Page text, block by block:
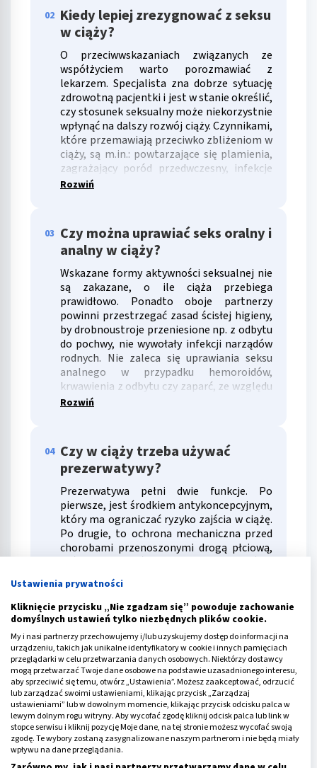
02 Kiedy lepiej zrezygnować z seksu
w ciąży?
O przeciwwskazaniach związanych ze
współżyciem warto porozmawiać z
lekarzem. Specjalista zna dobrze sytuację
zdrowotną pacjentki i jest w stanie określić,
czy stosunek seksualny może niekorzystnie
wpłynąć na dalszy rozwój ciąży. Czynnikami,
które przemawiają przeciwko zbliżeniom w
ciąży, są m.in.: powtarzające się plamienia,
zagrażający poród przedwczesny, infekcje
dróg rodnych, łożysko przodujące, ciąża
Rozwiń
03 Czy można uprawiać seks oralny i
analny w ciąży?
Wskazane formy aktywności seksualnej nie
są zakazane, o ile ciąża przebiega
prawidłowo. Ponadto oboje partnerzy
powinni przestrzegać zasad ścisłej higieny,
by drobnoustroje przeniesione np. z odbytu
do pochwy, nie wywołały infekcji narządów
rodnych. Nie zaleca się uprawiania seksu
analnego w przypadku hemoroidów,
krwawienia z odbytu czy zaparć, ze względu
na ryzyko podrażnienia czy przerwania
Rozwiń
04 Czy w ciąży trzeba używać
prezerwatywy?
Prezerwatywa pełni dwie funkcje. Po
pierwsze, jest środkiem antykoncepcyjnym,
który ma ograniczać ryzyko zajścia w ciążę.
Po drugie, to ochrona mechaniczna przed
chorobami przenoszonymi drogą płciową,
które mogą w różnym stopniu wpłynąć na
stan płodu czy wywołanie przedwczesnego
porodu. Aby ograniczyć ryzyko
przenoszenia zakażeń płciowych, warto
stosować prezerwatywy.
Rozwiń
05 Jakich pozycji unikać w ciąży?
Nie wszystkie pozycje w ciąży są dozwolone.
W I trymestrze należy unikać głębokiej
penetracji czy silnego naciskania na brzuch.
Natomiast, gdy ciąża jest już widoczna, w II
i III trymestrze, kobieta nie powinna leżeć
płasko na plecach, ponieważ powiększająca
Ustawienia prywatności
Kliknięcie przycisku „Nie zgadzam się” powoduje zachowanie
domyślnych ustawień tylko niezbędnych plików cookie.
My i nasi partnerzy przechowujemy i/lub uzyskujemy dostęp do informacji na
urządzeniu, takich jak unikalne identyfikatory w cookie i innych pamięciach
przeglądarki w celu przetwarzania danych osobowych. Niektórzy dostawcy
mogą przetwarzać Twoje dane osobowe na podstawie uzasadnionego interesu,
aby sprzeciwić się temu, otwórz „Ustawienia”. Możesz zaakceptować, odrzucić
lub zarządzać swoimi ustawieniami, klikając przycisk „Zarządzaj
ustawieniami” lub w dowolnym momencie, klikając przycisk odcisku palca w
lewym dolnym rogu witryny. Aby wycofać zgodę kliknij odcisk palca lub link w
stopce serwisu i kliknij pozycję Moje dane, na tej stronie możesz wycofać swoją
zgodę. Te wybory zostaną zasygnalizowane naszym partnerom i nie będą miały
wpływu na dane przeglądania.